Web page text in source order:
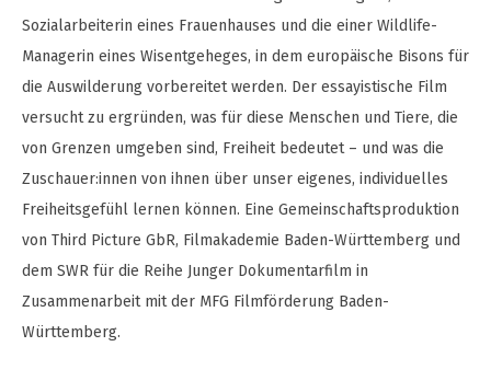
Sozialarbeiterin eines Frauenhauses und die einer Wildlife-
Managerin eines Wisentgeheges, in dem europäische Bisons für
die Auswilderung vorbereitet werden. Der essayistische Film
versucht zu ergründen, was für diese Menschen und Tiere, die
von Grenzen umgeben sind, Freiheit bedeutet – und was die
Zuschauer:innen von ihnen über unser eigenes, individuelles
Freiheitsgefühl lernen können. Eine Gemeinschaftsproduktion
von Third Picture GbR, Filmakademie Baden-Württemberg und
dem SWR für die Reihe Junger Dokumentarfilm in
Zusammenarbeit mit der MFG Filmförderung Baden-
Württemberg.